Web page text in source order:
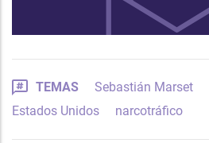
TEMAS Sebastián Marset
Estados Unidos
narcotráfico